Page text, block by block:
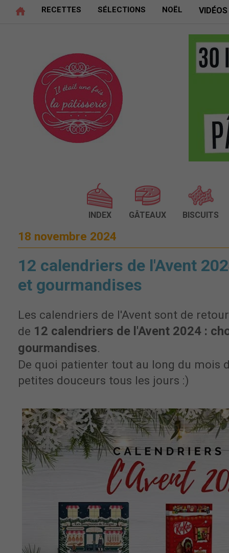
RECETTES SÉLECTIONS NOËL VIDÉOS
INDEX GÂTEAUX BISCUITS
18 novembre 2024
12 calendriers de l'Avent
et gourmandises
Les calendriers de l'Avent sont de
de 12 calendriers de l'Avent 2024 :
gourmandises.
De quoi patienter tout au long du mois
petites douceurs tous les jours :)